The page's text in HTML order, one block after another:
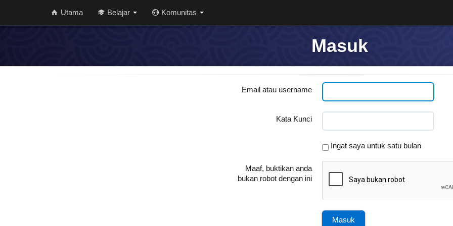
Utama Belajar Komunitas
Masuk
Email atau username
Kata Kunci
Ingat saya untuk satu bulan
Maaf, buktikan anda
bukan robot dengan ini